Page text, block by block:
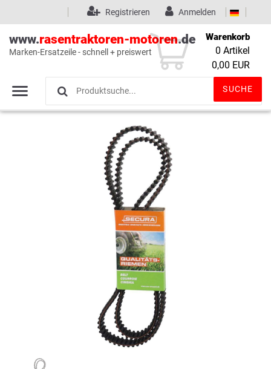
Wunschliste (0)
Anmelden
Registrieren
www.rasentraktoren-motoren.de
Marken-Ersatzeile - schnell + preiswert
SUCHE
Warenkorb
0 Artikel
0,00 EUR